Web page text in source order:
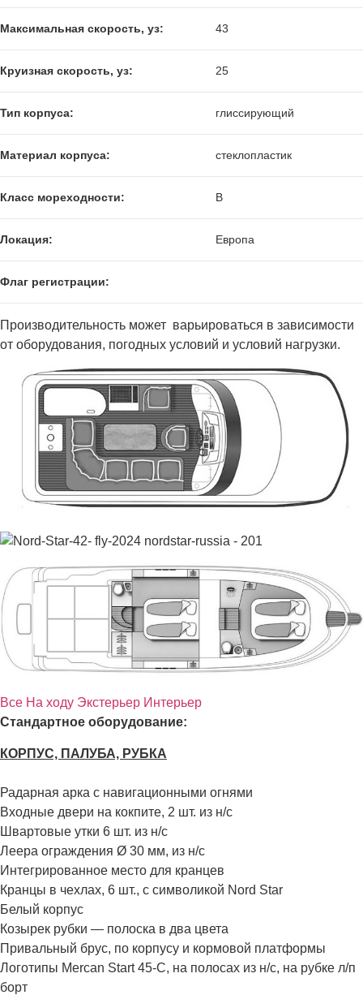
Максимальная скорость, уз: 43
Круизная скорость, уз: 25
Тип корпуса: глиссирующий
Материал корпуса: стеклопластик
Класс мореходности: B
Локация: Европа
Флаг регистрации:
Производительность может варьироваться в зависимости
от оборудования, погодных условий и условий нагрузки.
Все На ходу Экстерьер Интерьер
Стандартное оборудование:
КОРПУС, ПАЛУБА, РУБКА
Радарная арка с навигационными огнями
Входные двери на кокпите, 2 шт. из н/с
Швартовые утки 6 шт. из н/с
Леера ограждения Ø 30 мм, из н/с
Интегрированное место для кранцев
Кранцы в чехлах, 6 шт., с символикой Nord Star
Белый корпус
Козырек рубки — полоска в два цвета
Привальный брус, по корпусу и кормовой платформы
Логотипы Mercan Start 45-C, на полосах из н/с, на рубке л/п
борт